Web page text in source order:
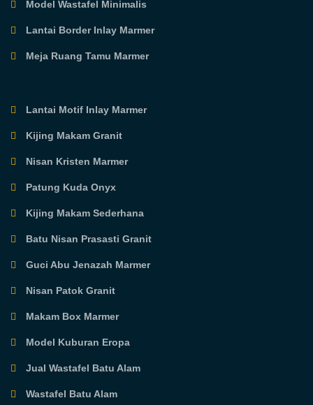
Model Wastafel Minimalis
Lantai Border Inlay Marmer
Meja Ruang Tamu Marmer
Lantai Motif Inlay Marmer
Kijing Makam Granit
Nisan Kristen Marmer
Patung Kuda Onyx
Kijing Makam Sederhana
Batu Nisan Prasasti Granit
Guci Abu Jenazah Marmer
Nisan Patok Granit
Makam Box Marmer
Model Kuburan Eropa
Jual Wastafel Batu Alam
Wastafel Batu Alam